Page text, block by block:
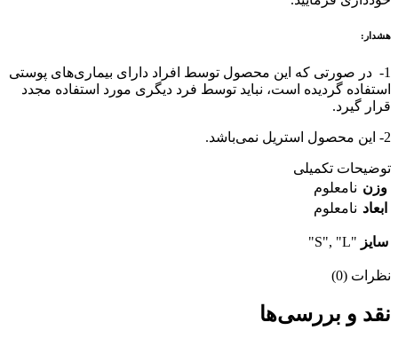
هشدار:
1- در صورتی که این محصول توسط افراد دارای بیماری‌های پوستی
استفاده گردیده است، نباید توسط فرد دیگری مورد استفاده مجدد
قرار گیرد.
2- این محصول استریل نمی‌باشد.
توضیحات تکمیلی
وزن نامعلوم
ابعاد نامعلوم
سایز "S", "L"
نظرات (0)
نقد و بررسی‌ها